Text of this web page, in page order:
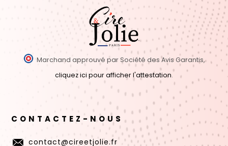
Marchand approuvé par Société des Avis Garantis,
cliquez ici pour afficher l'attestation.
CONTACTEZ-NOUS
contact@cireetjolie.fr